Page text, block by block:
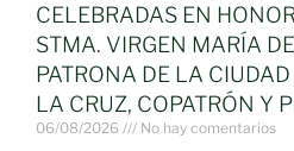
CELEBRADAS EN
STMA. VIRGEN MARÍA
PATRONA DE LA
LA CRUZ, COPATRÓN Y
06/08/2026 No hay comentarios